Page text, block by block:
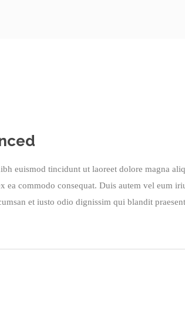
euismod tincidunt ut laoreet dolore magna
commodo consequat. Duis autem vel eum
et iusto odio dignissim qui blandit